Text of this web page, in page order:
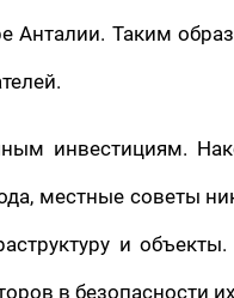
Анталии. Таким
инвестициям.
местные советы
и
в безопасности